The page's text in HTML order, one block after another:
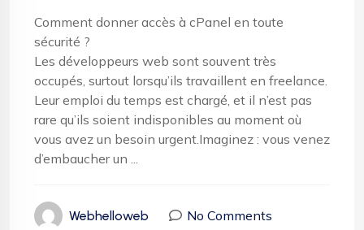
Comment donner accès à cPanel en toute
sécurité ?
Les développeurs web sont souvent très
occupés, surtout lorsqu’ils travaillent en freelance.
Leur emploi du temps est chargé, et il n’est pas
rare qu’ils soient indisponibles au moment où
vous avez un besoin urgent.Imaginez : vous venez
d’embaucher un ...
Webhelloweb No Comments